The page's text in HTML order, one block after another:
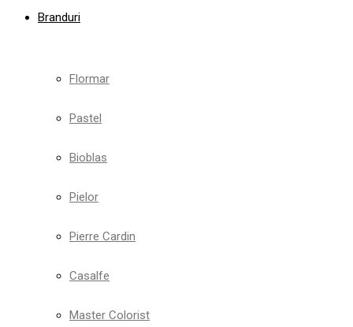
Branduri
Flormar
Pastel
Bioblas
Pielor
Pierre Cardin
Casalfe
Master Colorist